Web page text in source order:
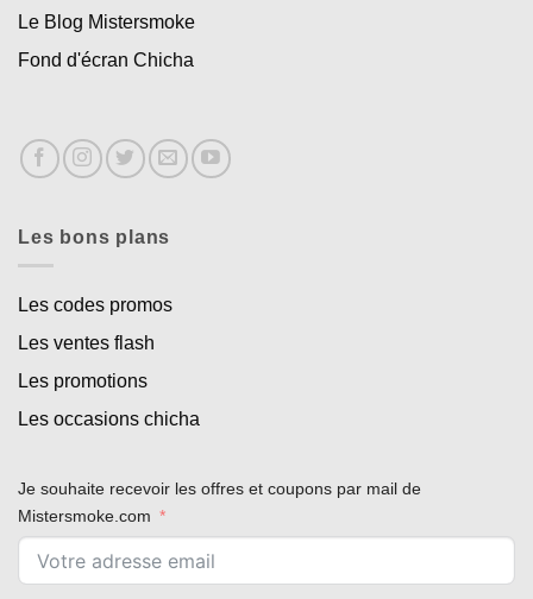
Le Blog Mistersmoke
Fond d'écran Chicha
Les bons plans
Les codes promos
Les ventes flash
Les promotions
Les occasions chicha
Je souhaite recevoir les offres et coupons par mail de
Mistersmoke.com